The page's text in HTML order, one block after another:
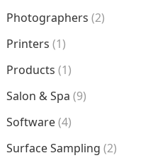
Photographers (2)
Printers (1)
Products (1)
Salon & Spa (9)
Software(4)
Surface Sampling (2)